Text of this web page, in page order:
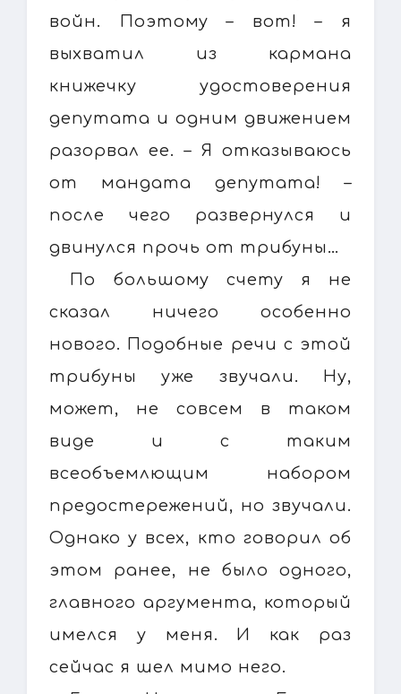
войн. Поэтому – вот! – я
выхватил из кармана
книжечку удостоверения
депутата и одним движением
разорвал ее. – Я отказываюсь
от мандата депутата! –
после чего развернулся и
двинулся прочь от трибуны…
По большому счету я не
сказал ничего особенно
нового. Подобные речи с этой
трибуны уже звучали. Ну,
может, не совсем в таком
виде и с таким
всеобъемлющим набором
предостережений, но звучали.
Однако у всех, кто говорил об
этом ранее, не было одного,
главного аргумента, который
имелся у меня. И как раз
сейчас я шел мимо него.